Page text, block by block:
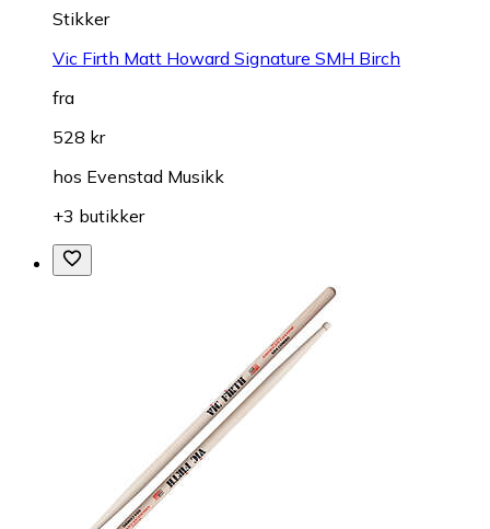
Stikker
Vic Firth Matt Howard Signature SMH Birch
fra
528 kr
hos Evenstad Musikk
+3 butikker